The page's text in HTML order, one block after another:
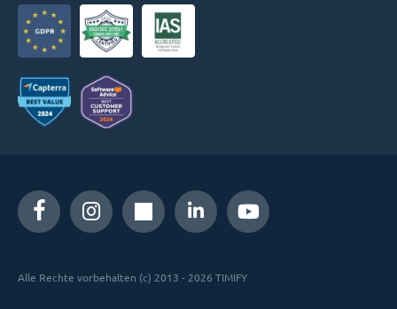
Alle Rechte vorbehalten (c) 2013 - 2026 TIMIFY